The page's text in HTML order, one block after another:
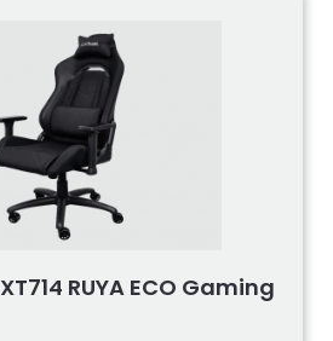
RUYA ECO Gaming